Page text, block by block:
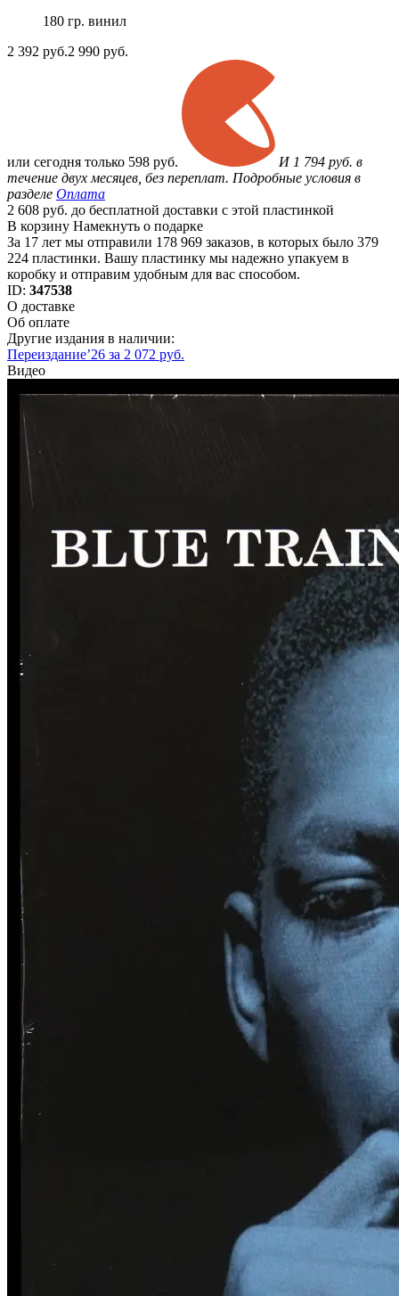
180 гр. винил
2 392 руб.2 990 руб.
или сегодня только 598 руб.
И 1 794 руб. в
течение двух месяцев, без переплат. Подробные условия в
разделе Оплата
2 608 руб. до бесплатной доставки с этой пластинкой
В корзину Намекнуть о подарке
За 17 лет мы отправили 178 969 заказов, в которых было 379
224 пластинки. Вашу пластинку мы надежно упакуем в
коробку и отправим удобным для вас способом.
ID: 347538
О доставке
Об оплате
Другие издания в наличии:
Переиздание’26 за 2 072 руб.
Видео